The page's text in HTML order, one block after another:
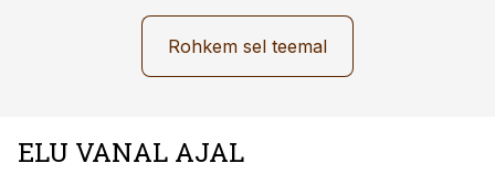
Rohkem sel teemal
ELU VANAL AJAL